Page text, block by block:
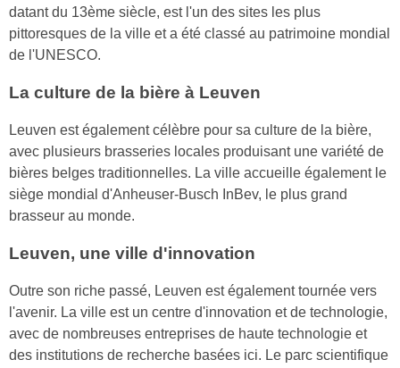
datant du 13ème siècle, est l'un des sites les plus
pittoresques de la ville et a été classé au patrimoine mondial
de l'UNESCO.
La culture de la bière à Leuven
Leuven est également célèbre pour sa culture de la bière,
avec plusieurs brasseries locales produisant une variété de
bières belges traditionnelles. La ville accueille également le
siège mondial d'Anheuser-Busch InBev, le plus grand
brasseur au monde.
Leuven, une ville d'innovation
Outre son riche passé, Leuven est également tournée vers
l'avenir. La ville est un centre d'innovation et de technologie,
avec de nombreuses entreprises de haute technologie et
des institutions de recherche basées ici. Le parc scientifique